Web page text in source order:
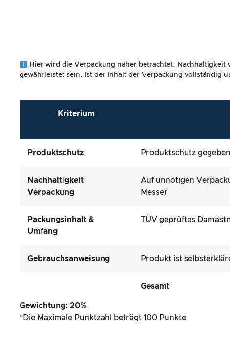
Hier wird die Verpackung näher betrachtet.
gewährleistet sein. Ist der Inhalt der Verpackung vollständig
Kriterium
Produktschutz Produktschutz
Nachhaltigkeit
Verpackung
Auf unnötigen
Messer
Packungsinhalt &
Umfang
TÜV geprüftes
Gebrauchsanweisung Produkt ist
Gesamt
Gewichtung: 20%
*Die Maximale Punktzahl beträgt 100 Punkte